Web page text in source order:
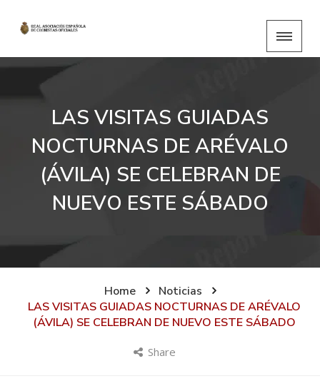
LAS VISITAS GUIADAS
NOCTURNAS DE ARÉVALO
(ÁVILA) SE CELEBRAN DE
NUEVO ESTE SÁBADO
Home
Noticias
LAS VISITAS GUIADAS NOCTURNAS DE ARÉVALO
(ÁVILA) SE CELEBRAN DE NUEVO ESTE SÁBADO
Share